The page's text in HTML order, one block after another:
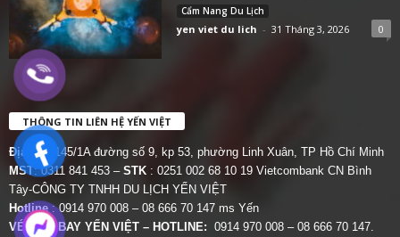
Cẩm Nang Du Lịch
yen viet du lich - 31 Tháng 3, 2026 0
THÔNG TIN LIÊN HỆ YẾN VIỆT
Địa chỉ:
145/1A đường số 9, kp 53, phường Linh Xuân, TP Hồ Chí Minh
MST: 0311 841 453 – STK : 0251 002 68 10 19 Vietcombank CN Bình
Tây-CÔNG TY TNHH DU LỊCH YẾN VIỆT
Hotline: 0914 970 008 – 08 666 70 147 ms Yến
VÉ MÁY BAY YẾN VIỆT – HOTLINE: 0914 970 008 – 08 666 70 147.